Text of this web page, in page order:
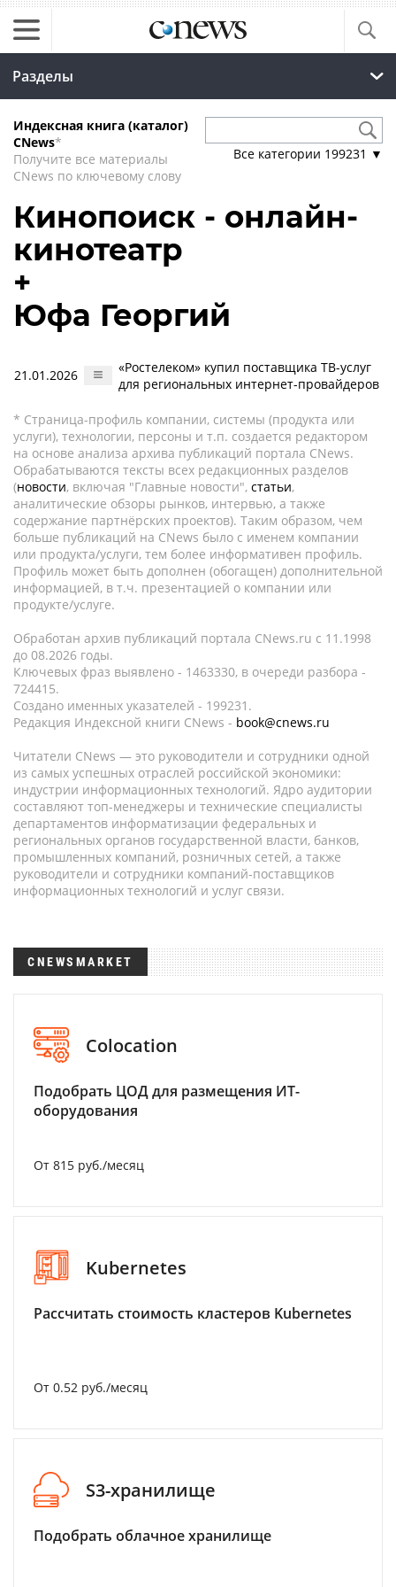
Разделы
Индексная книга (каталог)
CNews*
Получите все материалы
CNews по ключевому слову
Все категории 199231 ▼
Кинопоиск - онлайн-
кинотеатр
+
Юфа Георгий
21.01.2026
«Ростелеком» купил поставщика ТВ-услуг
для региональных интернет-провайдеров
* Страница-профиль компании, системы (продукта или
услуги), технологии, персоны и т.п. создается редактором
на основе анализа архива публикаций портала CNews.
Обрабатываются тексты всех редакционных разделов
(новости, включая "Главные новости", статьи,
аналитические обзоры рынков, интервью, а также
содержание партнёрских проектов). Таким образом, чем
больше публикаций на CNews было с именем компании
или продукта/услуги, тем более информативен профиль.
Профиль может быть дополнен (обогащен) дополнительной
информацией, в т.ч. презентацией о компании или
продукте/услуге.
Обработан архив публикаций портала CNews.ru c 11.1998
до 08.2026 годы.
Ключевых фраз выявлено - 1463330, в очереди разбора -
724415.
Создано именных указателей - 199231.
Редакция Индексной книги CNews - book@cnews.ru
Читатели CNews — это руководители и сотрудники одной
из самых успешных отраслей российской экономики:
индустрии информационных технологий. Ядро аудитории
составляют топ-менеджеры и технические специалисты
департаментов информатизации федеральных и
региональных органов государственной власти, банков,
промышленных компаний, розничных сетей, а также
руководители и сотрудники компаний-поставщиков
информационных технологий и услуг связи.
CNEWSMARKET
Colocation
Подобрать ЦОД для размещения ИТ-
оборудования
От 815 руб./месяц
Kubernetes
Рассчитать стоимость кластеров Kubernetes
От 0.52 руб./месяц
S3-хранилище
Подобрать облачное хранилище